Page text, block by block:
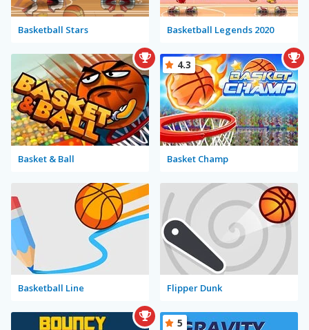
Basketball Stars Basketball Legends 2020
Basket & Ball Basket Champ
4.3
Basketball Line Flipper Dunk
5